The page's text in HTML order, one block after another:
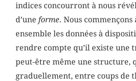
indices concourront à nous
d’une forme. Nous
ensemble les données à
rendre compte qu’il existe une
peut-être même une structure,
graduellement, entre coups de